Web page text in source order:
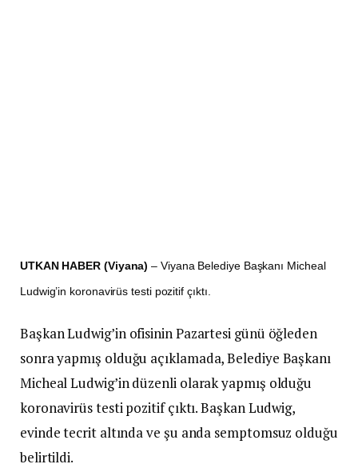
UTKAN HABER (Viyana) – Viyana Belediye Başkanı Micheal
Ludwig’in koronavirüs testi pozitif çıktı.
Başkan Ludwig’in ofisinin Pazartesi günü öğleden
sonra yapmış olduğu açıklamada, Belediye Başkanı
Micheal Ludwig’in düzenli olarak yapmış olduğu
koronavirüs testi pozitif çıktı. Başkan Ludwig,
evinde tecrit altında ve şu anda semptomsuz olduğu
belirtildi.